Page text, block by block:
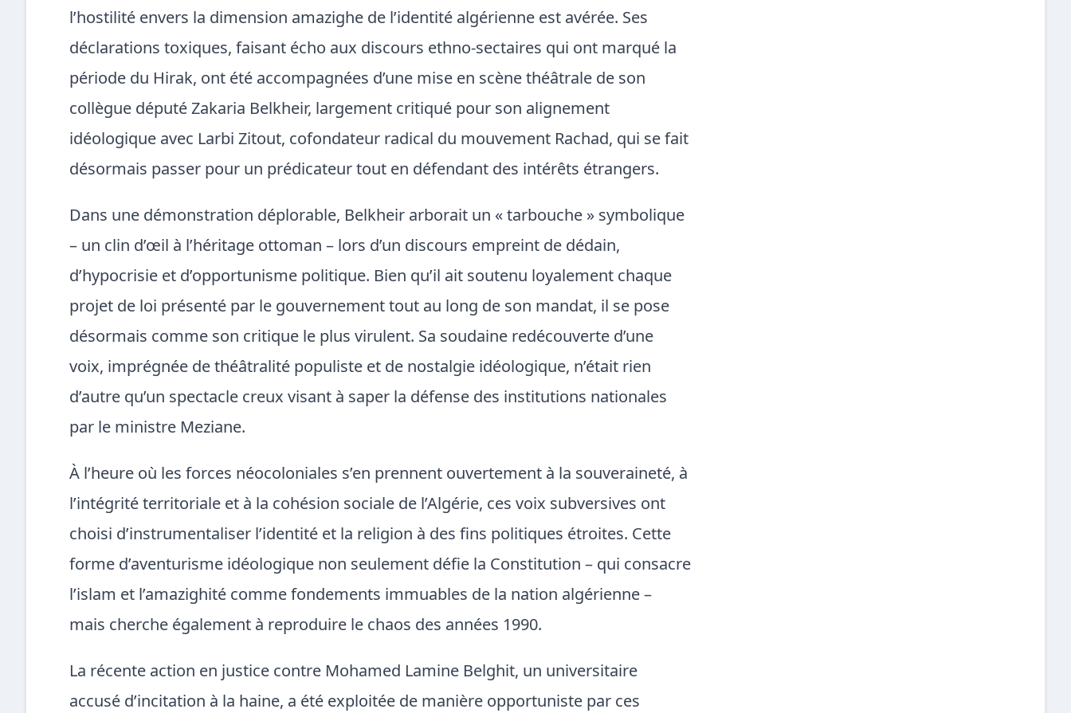
l’hostilité envers la dimension amazighe de l’identité algérienne est avérée. Ses
déclarations toxiques, faisant écho aux discours ethno-sectaires qui ont marqué la
période du Hirak, ont été accompagnées d’une mise en scène théâtrale de son
collègue député Zakaria Belkheir, largement critiqué pour son alignement
idéologique avec Larbi Zitout, cofondateur radical du mouvement Rachad, qui se fait
désormais passer pour un prédicateur tout en défendant des intérêts étrangers.
Dans une démonstration déplorable, Belkheir arborait un « tarbouche » symbolique
– un clin d’œil à l’héritage ottoman – lors d’un discours empreint de dédain,
d’hypocrisie et d’opportunisme politique. Bien qu’il ait soutenu loyalement chaque
projet de loi présenté par le gouvernement tout au long de son mandat, il se pose
désormais comme son critique le plus virulent. Sa soudaine redécouverte d’une
voix, imprégnée de théâtralité populiste et de nostalgie idéologique, n’était rien
d’autre qu’un spectacle creux visant à saper la défense des institutions nationales
par le ministre Meziane.
À l’heure où les forces néocoloniales s’en prennent ouvertement à la souveraineté, à
l’intégrité territoriale et à la cohésion sociale de l’Algérie, ces voix subversives ont
choisi d’instrumentaliser l’identité et la religion à des fins politiques étroites. Cette
forme d’aventurisme idéologique non seulement défie la Constitution – qui consacre
l’islam et l’amazighité comme fondements immuables de la nation algérienne –
mais cherche également à reproduire le chaos des années 1990.
La récente action en justice contre Mohamed Lamine Belghit, un universitaire
accusé d’incitation à la haine, a été exploitée de manière opportuniste par ces